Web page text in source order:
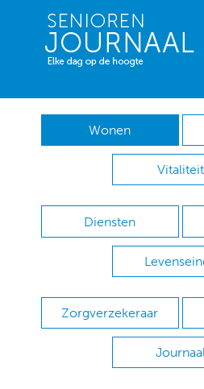
Wonen
Vitaliteit
Diensten
Zorgverzekeraar